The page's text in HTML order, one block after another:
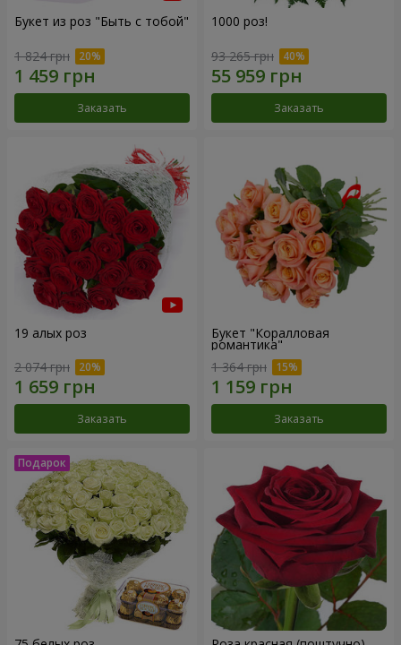
Букет из роз "Быть с тобой"
1 824 грн
Заказать
1000 роз!
93 265 грн
Заказать
19 алых роз
2 074 грн
Заказать
Букет "Коралловая
романтика"
1 364 грн
Заказать